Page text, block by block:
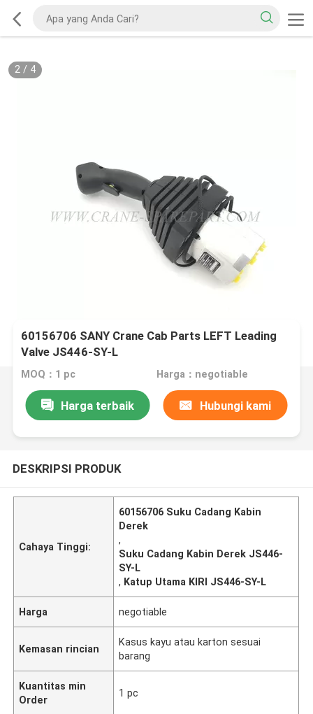
2/ 4
60156706 SANY Crane Cab Parts LEFT Leading
Valve JS446-SY-L
MOQ：1 pc Harga：negotiable
Harga terbaik Hubungi kami
DESKRIPSI PRODUK
Cahaya Tinggi:
60156706 Suku Cadang Kabin
Derek
,
Suku Cadang Kabin Derek JS446-
SY-L
, Katup Utama KIRI JS446-SY-L
Harga negotiable
Kemasan rincian
Kasus kayu atau karton sesuai
barang
Kuantitas min
Order
1 pc